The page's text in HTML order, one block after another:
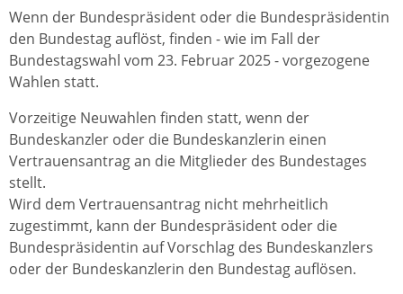
Wenn der Bundespräsident oder die Bundespräsidentin
den Bundestag auflöst, finden - wie im Fall der
Bundestagswahl vom 23. Februar 2025 - vorgezogene
Wahlen statt.
Vorzeitige Neuwahlen finden statt, wenn der
Bundeskanzler oder die Bundeskanzlerin einen
Vertrauensantrag an die Mitglieder des Bundestages
stellt.
Wird dem Vertrauensantrag nicht mehrheitlich
zugestimmt, kann der Bundespräsident oder die
Bundespräsidentin auf Vorschlag des Bundeskanzlers
oder der Bundeskanzlerin den Bundestag auflösen.